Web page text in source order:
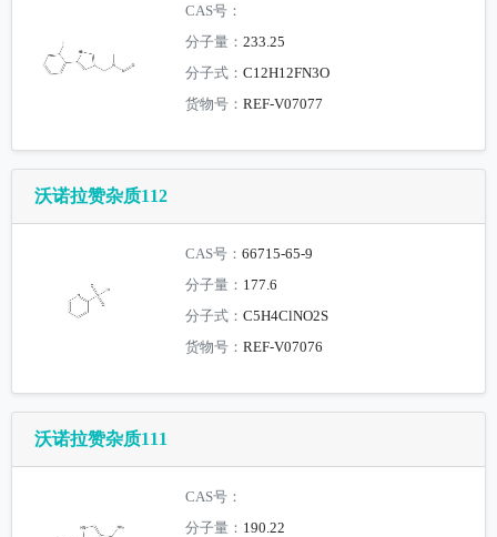
CAS号：
分子量：233.25
分子式：C12H12FN3O
货物号：REF-V07077
沃诺拉赞杂质112
CAS号：66715-65-9
分子量： 177.6
分子式：C5H4ClNO2S
货物号：REF-V07076
沃诺拉赞杂质111
CAS号：
分子量： 190.22